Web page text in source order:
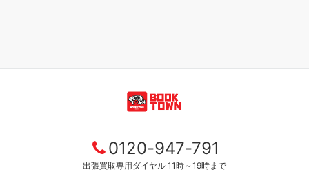
0120-947-791
出張買取専用ダイヤル 11時～19時まで